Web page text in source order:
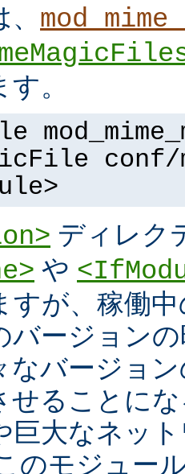
。
conf/
ディレク
や
すが、稼働
バージョン
なバージョ
せることに
巨大なネッ
のモジュー